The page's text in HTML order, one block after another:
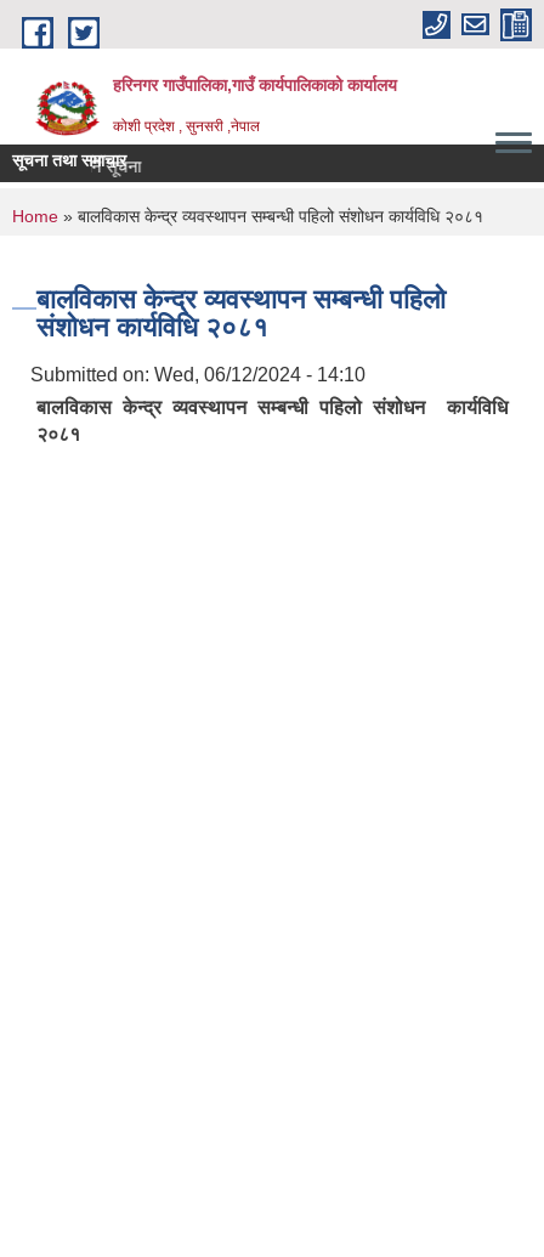
Skip to main content
हरिनगर गाउँपालिका,गाउँ कार्यपालिकाको कार्यालय
कोशी प्रदेश , सुनसरी ,नेपाल
सूचना तथा समाचार
You are here
Home » बालविकास केन्द्र व्यवस्थापन सम्बन्धी पहिलो संशोधन कार्यविधि २०८१
बालविकास केन्द्र व्यवस्थापन सम्बन्धी पहिलो
संशोधन कार्यविधि २०८१
Submitted on: Wed, 06/12/2024 - 14:10
बालविकास केन्द्र व्यवस्थापन सम्बन्धी पहिलो संशोधन कार्यविधि
२०८१